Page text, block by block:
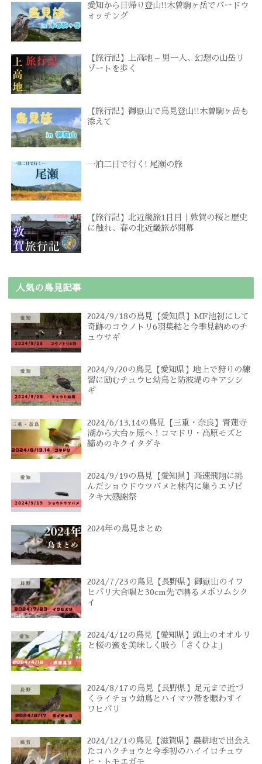
愛知から日帰り登山!!木曽駒ヶ岳でバードウ
ォッチング
【旅行記】上高地 – 男一人、幻想の山岳リ
ゾートを歩く
【旅行記】御嶽山で鳥見登山!!木曽駒ヶ岳も
添えて
一泊二日で行く! 尾瀬の旅
【旅行記】北近畿旅1日目｜敦賀の桜と歴史
に触れ、春の北近畿旅が開幕
人気の鳥見記事
2024/9/18の鳥見【愛知県】MF池初にして
奇跡のコウノトリ6羽集結と今季見納めのチ
ュウサギ
2024/9/20の鳥見【愛知県】地上で狩りの練
習に励むチュウヒ幼鳥と防波堤のキアシシ
ギ
2024/6/13,14の鳥見【三重・奈良】青蓮寺
湖から大台ヶ原へ！コマドリ・高原モズと
締めのキクイタダキ
2024/9/19の鳥見【愛知県】高速飛翔に挑
んだショウドウツバメと林内に集うエゾビ
タキ大感謝祭
2024年の鳥見まとめ
2024/7/23の鳥見【長野県】御嶽山のイワ
ヒバリ大合唱と30cm先で囀るメボソムシク
イ
2024/4/12の鳥見【愛知県】頭上のオオルリ
と桜の蜜を美味しく吸う「さくひよ」
2024/8/17の鳥見【長野県】足元まで近づ
くライチョウ幼鳥とハイマツ帯を賑わすイ
ワヒバリ
2024/12/1の鳥見【滋賀県】農耕地で出会え
たコハクチョウと今季初のハイイロチュウ
ヒ・トモエガモ